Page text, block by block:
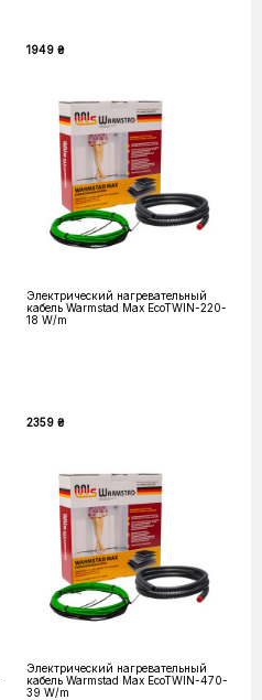
1949 ₴
Электрический нагревательный
кабель Warmstad Max EcoTWIN-220-
18 W/m
2359 ₴
Электрический нагревательный
кабель Warmstad Max EcoTWIN-470-
39 W/m